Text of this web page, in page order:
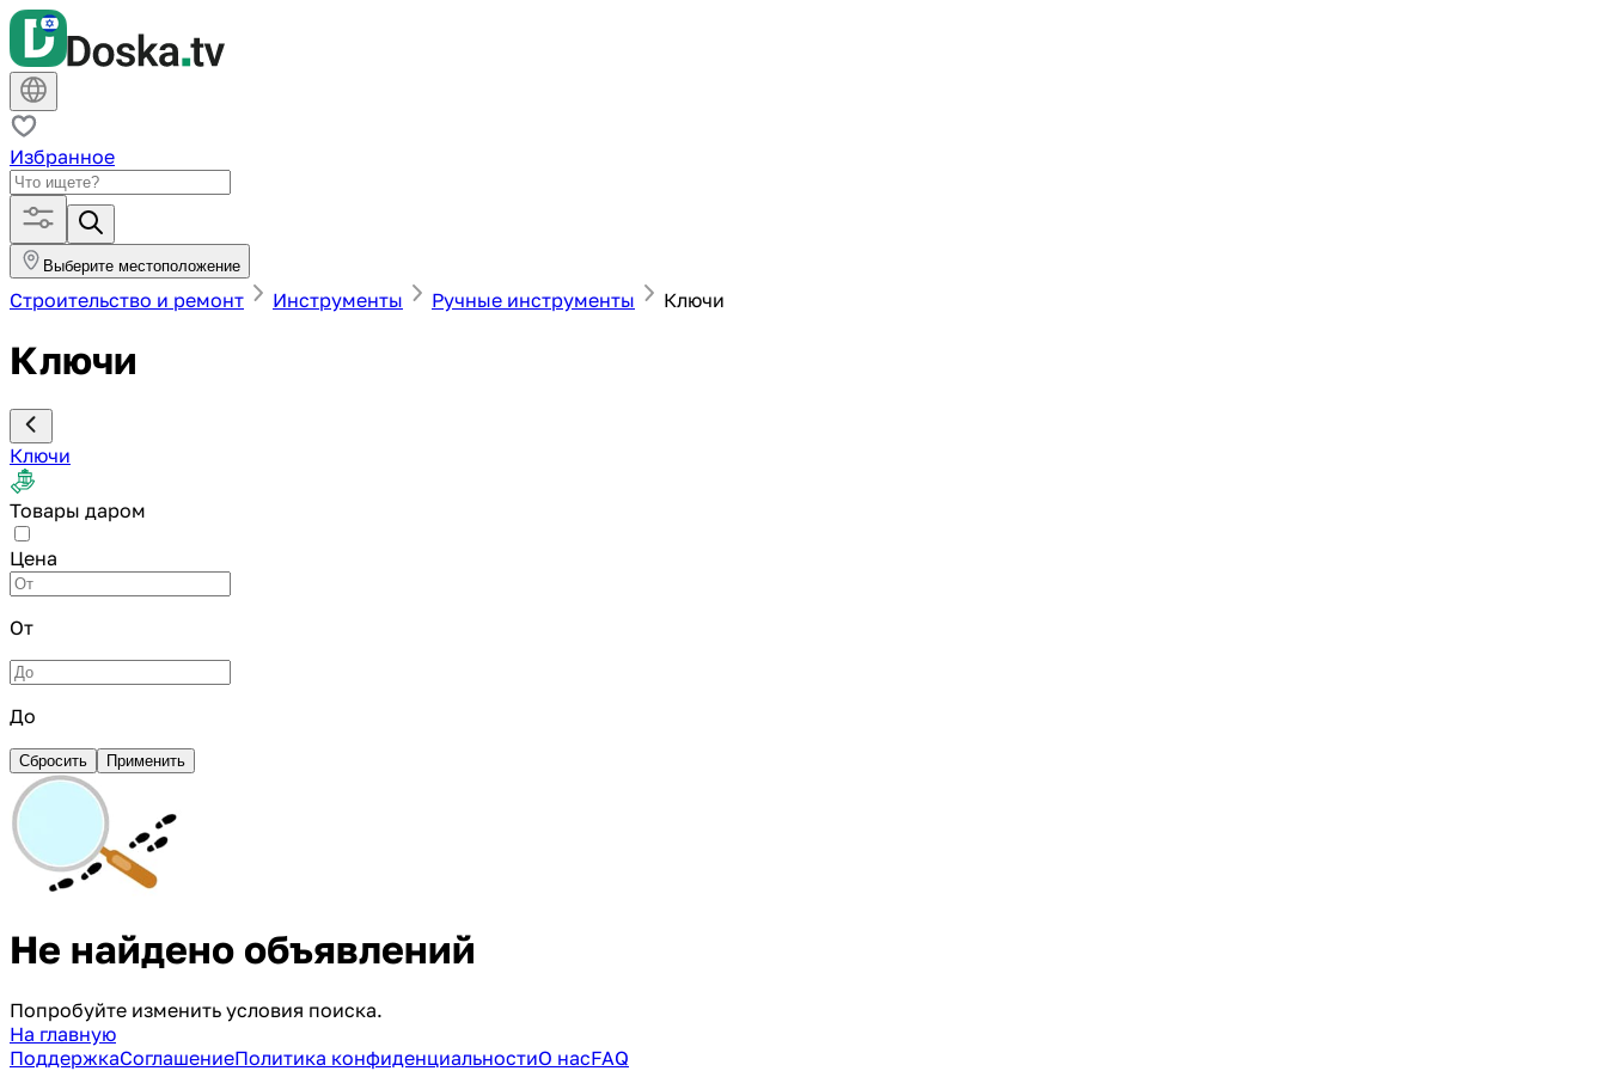
Избранное
Выберите местоположение
Строительство и ремонт Инструменты Ручные инструменты Ключи
Ключи
Ключи
Товары даром
Цена
От
До
Сбросить Применить
Не найдено объявлений
Попробуйте изменить условия поиска.
На главную
ПоддержкаСоглашениеПолитика конфиденциальностиО насFAQ